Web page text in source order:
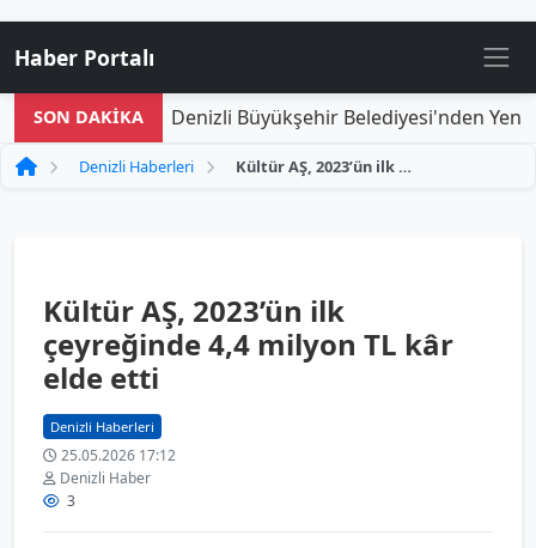
Haber Portalı
SON DAKİKA Denizli Büyükşehir Belediyesi'nden Yeni
Denizli Haberleri Kültür AŞ, 2023’ün ilk çeyreğinde 4,4 milyon TL kâr elde etti
Kültür AŞ, 2023’ün ilk
çeyreğinde 4,4 milyon TL kâr
elde etti
Denizli Haberleri
25.05.2026 17:12
Denizli Haber
3